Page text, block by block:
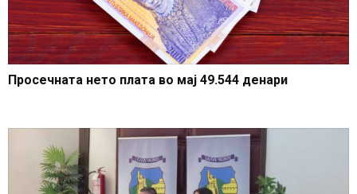
Просечната нето плата во мај 49.544 денари